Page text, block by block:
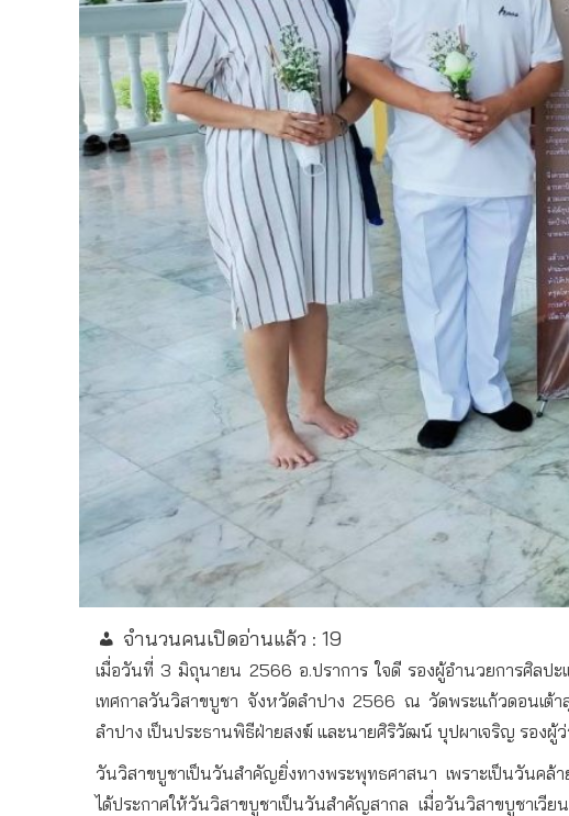
จำนวนคนเปิดอ่านแล้ว : 19
เมื่อวันที่ 3 มิถุนายน 2566 อ.ปราการ ใจดี รองผู้อำนวยการศิลปะ
เทศกาลวันวิสาขบูชา จังหวัดลำปาง 2566 ณ วัดพระแก้วดอนเต้า
ลำปาง เป็นประธานพิธีฝ่ายสงฆ์ และนายศิริวัฒน์ บุปผาเจริญ รองผู้
วันวิสาขบูชาเป็นวันสำคัญยิ่งทางพระพุทธศาสนา เพราะเป็นวันคล้
ได้ประกาศให้วันวิสาขบูชาเป็นวันสำคัญสากล เมื่อวันวิสาขบูชาเ